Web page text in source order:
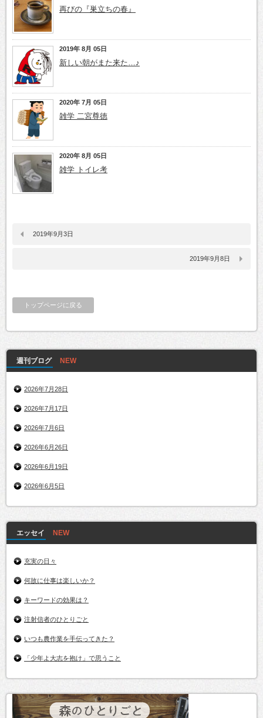
再びの『巣立ちの春』
2019年 8月 05日
新しい朝がまた来た…♪
2020年 7月 05日
雑学 二宮尊徳
2020年 8月 05日
雑学 トイレ考
2019年9月3日
2019年9月8日
トップページに戻る
週刊ブログ
2026年7月28日
2026年7月17日
2026年7月6日
2026年6月26日
2026年6月19日
2026年6月5日
エッセイ
充実の日々
何故に仕事は楽しいか？
キーワードの効果は？
注射信者のひとりごと
いつも農作業を手伝ってきた？
「少年よ大志を抱け」で思うこと